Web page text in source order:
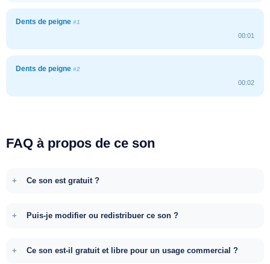
Dents de peigne #1
00:01
Dents de peigne #2
00:02
FAQ à propos de ce son
Ce son est gratuit ?
Puis-je modifier ou redistribuer ce son ?
Ce son est-il gratuit et libre pour un usage commercial ?